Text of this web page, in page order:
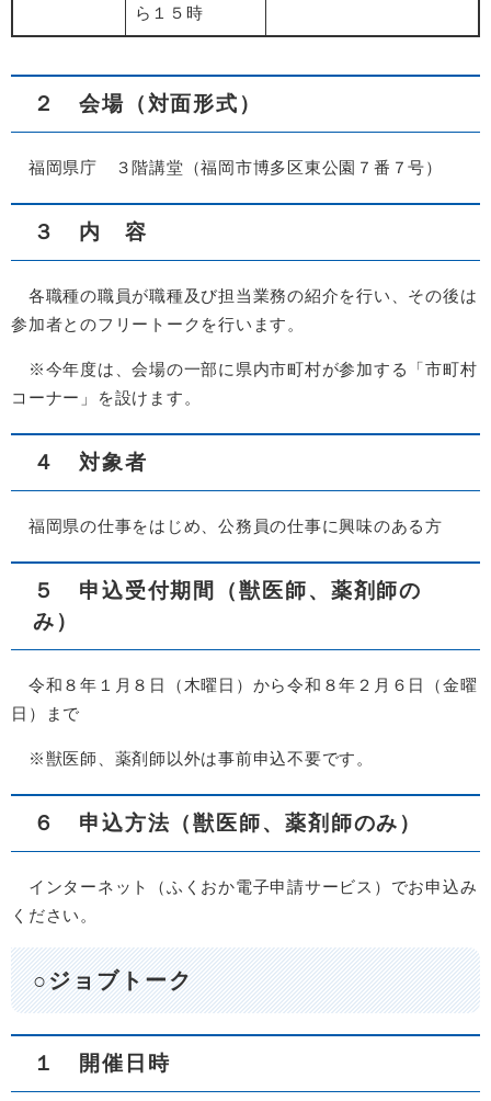
ら１５時
２ 会場（対面形式）
福岡県庁 ３階講堂（福岡市博多区東公園７番７号）
３ 内 容
各職種の職員が職種及び担当業務の紹介を行い、その後は
参加者とのフリートークを行います。
※今年度は、会場の一部に県内市町村が参加する「市町村
コーナー」を設けます。
４ 対象者
福岡県の仕事をはじめ、公務員の仕事に興味のある方
５ 申込受付期間（獣医師、薬剤師の
み）
令和８年１月８日（木曜日）から令和８年２月６日（金曜
日）まで
※獣医師、薬剤師以外は事前申込不要です。
６ 申込方法（獣医師、薬剤師のみ）
インターネット（ふくおか電子申請サービス）でお申込み
ください。
○ジョブトーク
１ 開催日時